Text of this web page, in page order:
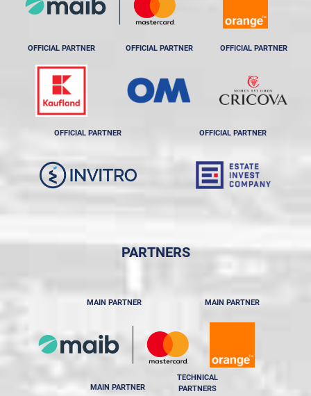
OFFICIAL PARTNER OFFICIAL PARTNER OFFICIAL PARTNER
OFFICIAL PARTNER OFFICIAL PARTNER
PARTNERS
MAIN PARTNER MAIN PARTNER
MAIN PARTNER
TECHNICAL
PARTNERS